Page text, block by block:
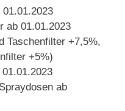
ab 01.01.2023
Taschenfilter +7,5%,
+5%)
ab